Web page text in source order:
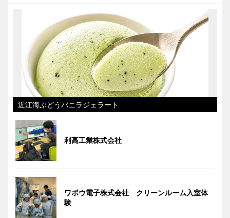
近江海ぶどうバニラジェラート
利高工業株式会社
ワボウ電子株式会社 クリーンルーム入室体
験